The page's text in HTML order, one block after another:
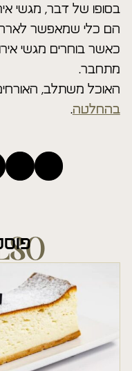
בסופו של דבר, מגשי
הם כלי שמאפשר לארח
כאשר בוחרים מגשי
מתחבר.
האוכל משתלב,
בהחלטה.